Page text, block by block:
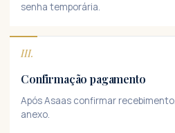
senha temporária.
III.
Confirmação pagamento
Após Asaas confirmar
anexo.